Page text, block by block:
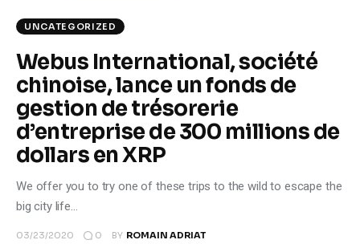
UNCATEGORIZED
Webus International, société
chinoise, lance un fonds de
gestion de trésorerie
d’entreprise de 300 millions de
dollars en XRP
We offer you to try one of these trips to the wild to escape the
big city life…
03/23/2020 0 BY ROMAIN ADRIAT